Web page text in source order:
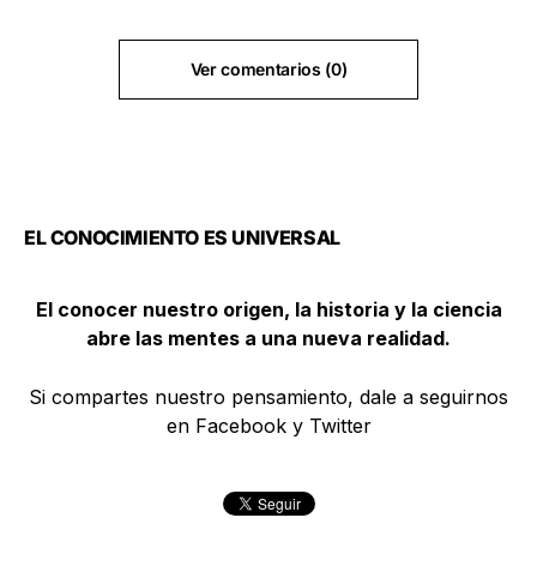
Ver comentarios (0)
EL CONOCIMIENTO ES UNIVERSAL
El conocer nuestro origen, la historia y la ciencia
abre las mentes a una nueva realidad.
Si compartes nuestro pensamiento, dale a seguirnos
en Facebook y Twitter